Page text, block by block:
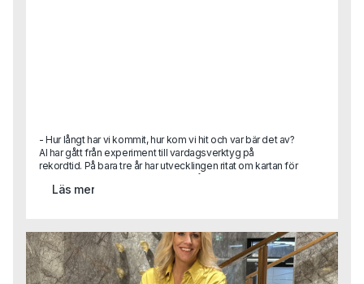
- Hur långt har vi kommit, hur kom vi hit och var bär det av?
AI har gått från experiment till vardagsverktyg på
rekordtid. På bara tre år har utvecklingen ritat om kartan för
samhället. Hur hamnade vi här, vad har egentligen hänt
som redan förändrat mer än många vågat förutspå.
Läs mer